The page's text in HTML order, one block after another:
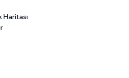
Haritası